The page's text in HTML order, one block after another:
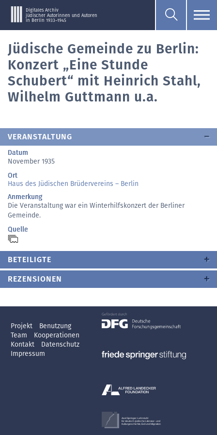
Digitales Archiv
jüdischer Autorinnen und Autoren
in Berlin 1933–1945
Jüdische Gemeinde zu Berlin:
Konzert „Eine Stunde
Schubert“ mit Heinrich Stahl,
Wilhelm Guttmann u.a.
VERANSTALTUNG
Datum
November 1935
Ort
Haus des Jüdischen Brüdervereins – Berlin
Anmerkung
Die Veranstaltung war ein Winterhilfskonzert der Berliner
Gemeinde.
Quelle
BETEILIGTE
REZENSIONEN
Projekt
Benutzung
Team
Kooperationen
Kontakt
Datenschutz
Impressum
Axel Springer-Lehrstuhl
für deutsch-jüdische Literatur- und
Kulturgeschichte, Exil und Migration